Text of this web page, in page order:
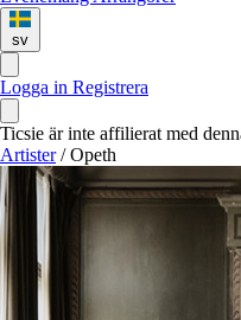
sv
Logga in Registrera
Ticsie är inte affilierat med
Artister / Opeth